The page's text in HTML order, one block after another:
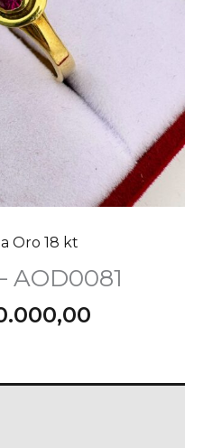
Oro 18 kt
AOD0081
es: